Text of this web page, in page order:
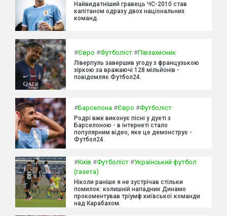
Найвидатніший гравець ЧС-2010 став
капітаном одразу двох національних
команд.
#Євро #Футболіст #Півзахисник
Ліверпуль завершив угоду з французькою
зіркою за вражаючі 128 мільйонів -
повідомляє Футбол24.
#Барселона #Євро #Футболіст
Родрі вже виконує пісні у дуеті з
Барселоною - в інтернеті стало
популярним відео, яке це демонструє -
Футбол24.
#Київ #Футболіст #Український футбол
(газета)
Ніколи раніше я не зустрічав стільки
помилок: колишній нападник Динамо
прокоментував тріумф київської команди
над Карабахом.